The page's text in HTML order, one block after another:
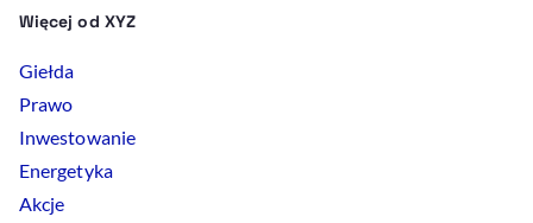
Więcej od XYZ
Giełda
Prawo
Inwestowanie
Energetyka
Akcje